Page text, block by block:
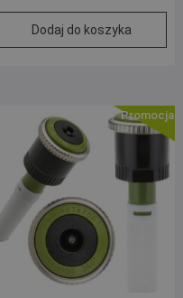
cena
wynosiła:
38,00 zł.
cena
wynosi:
30,49 zł.
Dodaj do koszyka
Promocja!